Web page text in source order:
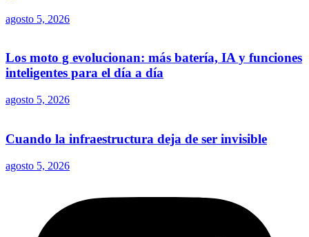
agosto 5, 2026
Los moto g evolucionan: más batería, IA y funciones
inteligentes para el día a día
agosto 5, 2026
Cuando la infraestructura deja de ser invisible
agosto 5, 2026